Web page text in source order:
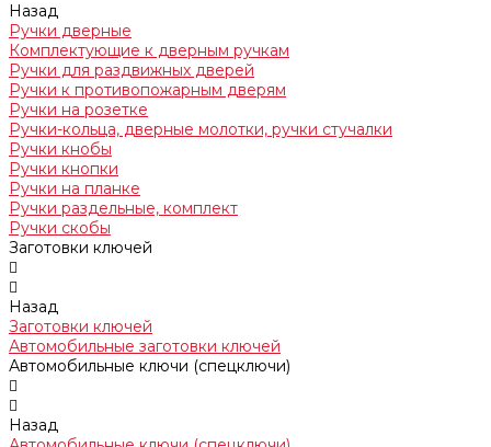
Назад
Ручки дверные
Комплектующие к дверным ручкам
Ручки для раздвижных дверей
Ручки к противопожарным дверям
Ручки на розетке
Ручки-кольца, дверные молотки, ручки стучалки
Ручки кнобы
Ручки кнопки
Ручки на планке
Ручки раздельные, комплект
Ручки скобы
Заготовки ключей
Назад
Заготовки ключей
Автомобильные заготовки ключей
Автомобильные ключи (спецключи)
Назад